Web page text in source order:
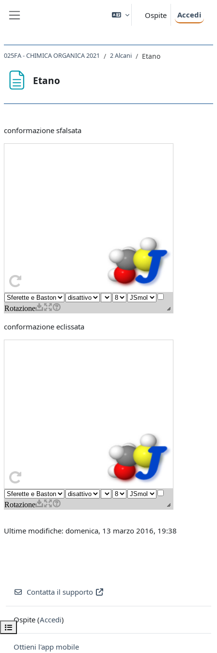
Ospite Accedi
Apri indice del corso
025FA - CHIMICA ORGANICA 2021 2 Alcani Etano
Etano
conformazione sfalsata
conformazione eclissata
Ultime modifiche: domenica, 13 marzo 2016, 19:38
Contatta il supporto
Ospite (Accedi)
Ottieni l'app mobile